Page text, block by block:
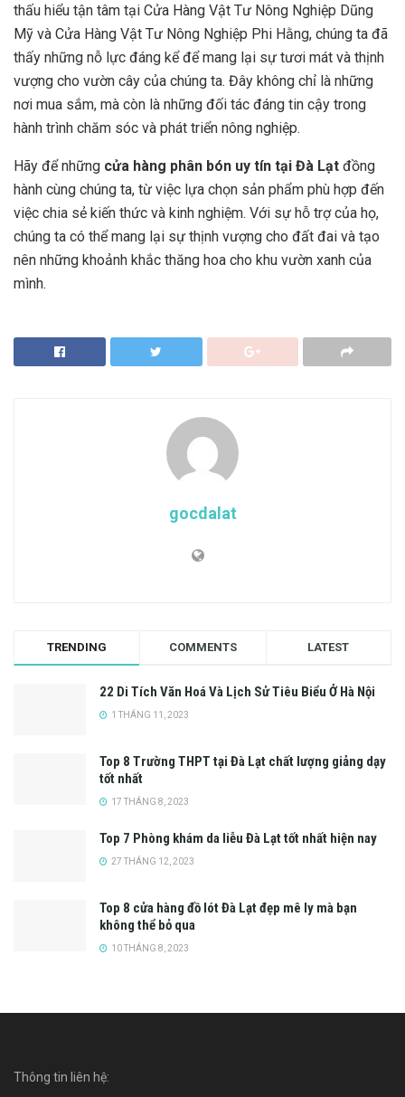
thấu hiểu tận tâm tại Cửa Hàng Vật Tư Nông Nghiệp Dũng
Mỹ và Cửa Hàng Vật Tư Nông Nghiệp Phi Hằng, chúng ta đã
thấy những nỗ lực đáng kể để mang lại sự tươi mát và thịnh
vượng cho vườn cây của chúng ta. Đây không chỉ là những
nơi mua sắm, mà còn là những đối tác đáng tin cậy trong
hành trình chăm sóc và phát triển nông nghiệp.
Hãy để những cửa hàng phân bón uy tín tại Đà Lạt đồng
hành cùng chúng ta, từ việc lựa chọn sản phẩm phù hợp đến
việc chia sẻ kiến thức và kinh nghiệm. Với sự hỗ trợ của họ,
chúng ta có thể mang lại sự thịnh vượng cho đất đai và tạo
nên những khoảnh khắc thăng hoa cho khu vườn xanh của
mình.
gocdalat
TRENDING COMMENTS LATEST
22 Di Tích Văn Hoá Và Lịch Sử Tiêu Biểu Ở Hà Nội
1 THÁNG 11, 2023
Top 8 Trường THPT tại Đà Lạt chất lượng giảng dạy
tốt nhất
17 THÁNG 8, 2023
Top 7 Phòng khám da liễu Đà Lạt tốt nhất hiện nay
27 THÁNG 12, 2023
Top 8 cửa hàng đồ lót Đà Lạt đẹp mê ly mà bạn
không thể bỏ qua
10 THÁNG 8, 2023
Thông tin liên hệ: